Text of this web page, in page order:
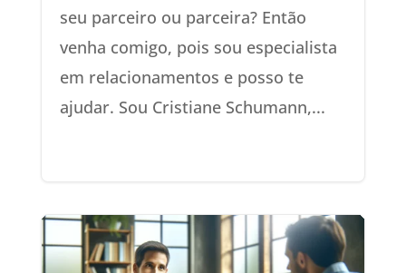
seu parceiro ou parceira? Então
venha comigo, pois sou especialista
em relacionamentos e posso te
ajudar. Sou Cristiane Schumann,...